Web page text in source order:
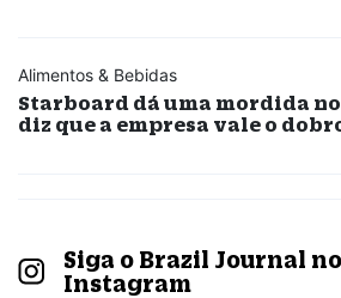
Alimentos & Bebidas
Starboard dá uma mordida no
diz que a empresa vale o
Siga o Brazil Journal no
Instagram